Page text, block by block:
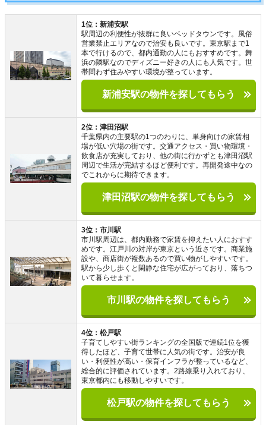
1位：新浦安駅
駅周辺の利便性が抜群に良いベッドタウンです。風俗
営業禁止エリアなので治安も良いです。東京駅まで1
本で行けるので、都内通勤の人にもおすすめです。舞
浜の隣駅なのでディズニー好きの人にも人気です。世
帯問わず住みやすい環境が整っています。
新浦安駅の物件を探してもらう
2位：津田沼駅
千葉県内の主要駅の1つのわりに、単身向けの家賃相
場が低い穴場の街です。交通アクセス・買い物環境・
飲食店が充実しており、他の街に行かずとも津田沼駅
周辺で生活が完結するほど便利です。再開発途中なの
でこれからに期待できます。
津田沼駅の物件を探してもらう
3位：市川駅
市川駅周辺は、都内勤務で家賃を抑えたい人におすす
めです。江戸川の対岸が東京という近さです。商業施
設や、商店街が複数あるので買い物がしやすいです。
駅から少し歩くと閑静な住宅が広がっており、落ちつ
いて暮らせます。
市川駅の物件を探してもらう
4位：松戸駅
子育てしやすい街ランキングの全国版で連続1位を獲
得したほど、子育て世帯に人気の街です。治安が良
い・利便性が高い・保育インフラが整っているなど、
総合的に評価されています。2路線乗り入れており、
東京都内にも移動しやすいです。
松戸駅の物件を探してもらう